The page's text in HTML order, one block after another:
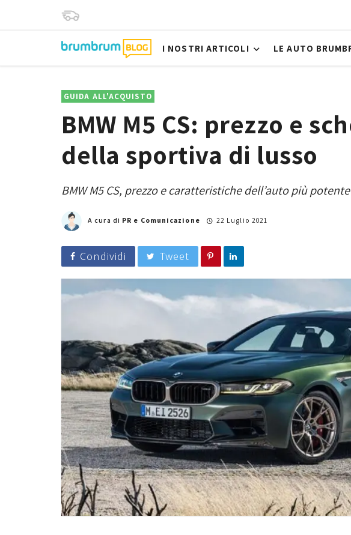
I NOSTRI ARTICOLI LE AUTO
GUIDA ALL'ACQUISTO
BMW M5 CS: prezzo e
della sportiva di lusso
BMW M5 CS, prezzo e caratteristiche dell’auto più
A cura di PR e Comunicazione 22 Luglio 2021
Condividi Tweet